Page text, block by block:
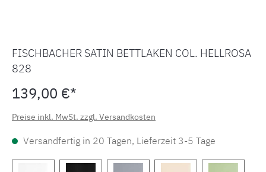
FISCHBACHER SATIN BETTLAKEN COL. HELLROSA
828
139,00 €*
Preise inkl. MwSt. zzgl. Versandkosten
Versandfertig in 20 Tagen, Lieferzeit 3-5 Tage